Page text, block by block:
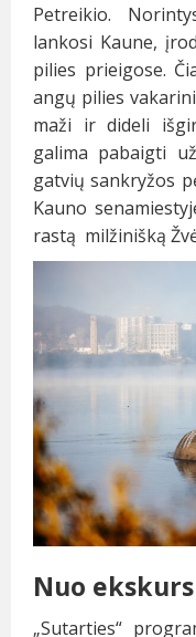
Petreikio.
lankosi Kaune,
pilies prieigose.
angų pilies
maži ir dideli
galima pabaigti
gatvių sankryžos
Kauno
rastą milžinišką
Nuo
„Sutarties“